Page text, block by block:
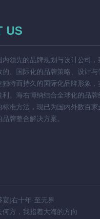
US
内领先的品牌规划与设计公司，
的、国际化的品牌策略、设计与
独特而持久的国际化品牌形象，
利。海右博纳结合全球化的品牌
标准方法，现已为国内外数百家
牌整合解决方案。
|右十年·至无界
何方，我指着大海的方向